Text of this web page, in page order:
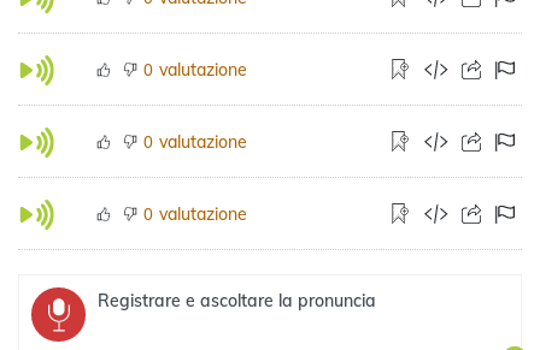
0 valutazione
0 valutazione
0 valutazione
Registrare e ascoltare la pronuncia